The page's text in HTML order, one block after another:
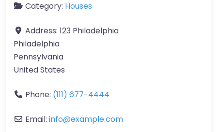
Category: Houses
Address: 123 Philadelphia
Philadelphia
Pennsylvania
United States
Phone: (111) 677-4444
Email: info@example.com